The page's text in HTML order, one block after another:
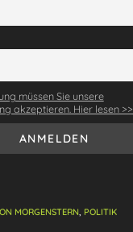
müssen Sie unsere
akzeptieren. Hier lesen >>
MORGENSTERN POLITIK